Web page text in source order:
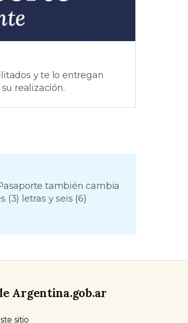
y te lo entregan
realización.
también cambia
(3) letras y seis (6)
Argentina.gob.ar
sitio